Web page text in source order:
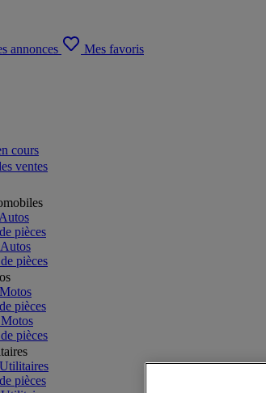
annonces Mes favoris
cours
ventes
pièces
pièces
pièces
pièces
pièces